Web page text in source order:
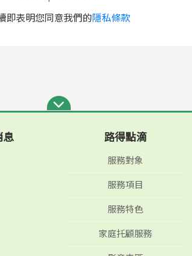
即表明您同意我們的隱私條款
息 路得點滴
服務對象
服務項目
服務特色
家庭托顧服務